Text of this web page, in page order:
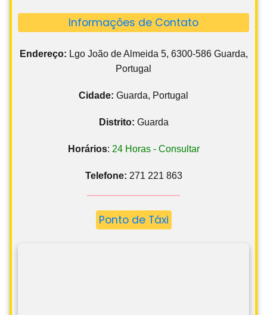
Informações de Contato
Endereço: Lgo João de Almeida 5, 6300-586 Guarda,
Portugal
Cidade: Guarda, Portugal
Distrito: Guarda
Horários: 24 Horas - Consultar
Telefone: 271 221 863
Ponto de Táxi